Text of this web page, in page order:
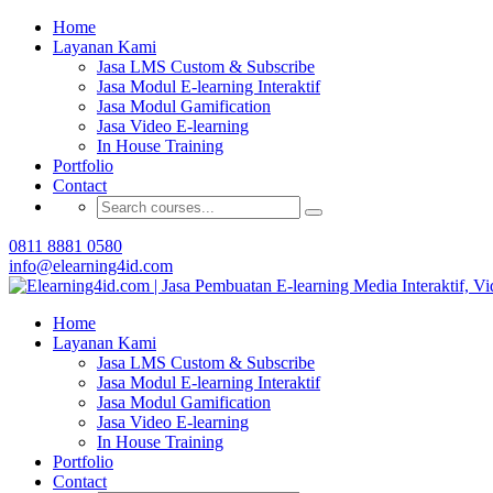
Home
Layanan Kami
Jasa LMS Custom & Subscribe
Jasa Modul E-learning Interaktif
Jasa Modul Gamification
Jasa Video E-learning
In House Training
Portfolio
Contact
0811 8881 0580
info@elearning4id.com
Home
Layanan Kami
Jasa LMS Custom & Subscribe
Jasa Modul E-learning Interaktif
Jasa Modul Gamification
Jasa Video E-learning
In House Training
Portfolio
Contact